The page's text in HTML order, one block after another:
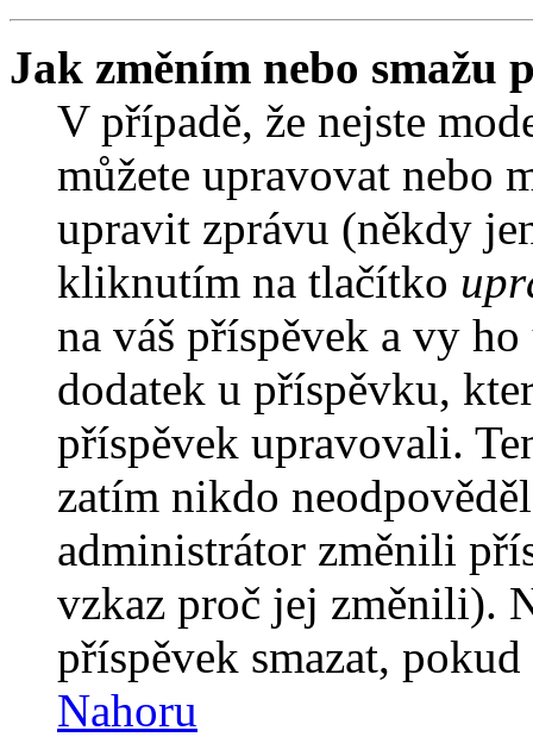
Jak změním nebo smažu
V případě, že nejste
můžete upravovat nebo
upravit zprávu (někdy
kliknutím na tlačítko
na váš příspěvek a vy
dodatek u příspěvku,
příspěvek upravovali.
zatím nikdo
administrátor změnili
vzkaz proč jej změnili).
příspěvek smazat,
Nahoru